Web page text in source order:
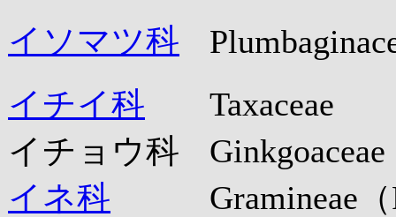
イソマツ科
イチイ科
Taxaceae
イチョウ科
Ginkgoaceae
イネ科
Gramineae